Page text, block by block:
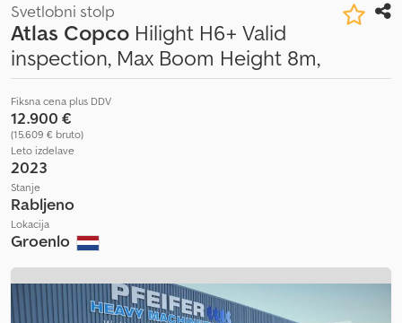
Svetlobni stolp
Atlas Copco Hilight H6+ Valid
inspection, Max Boom Height 8m,
Fiksna cena plus DDV
12.900 €
(15.609 € bruto)
Leto izdelave
2023
Stanje
Rabljeno
Lokacija
Groenlo